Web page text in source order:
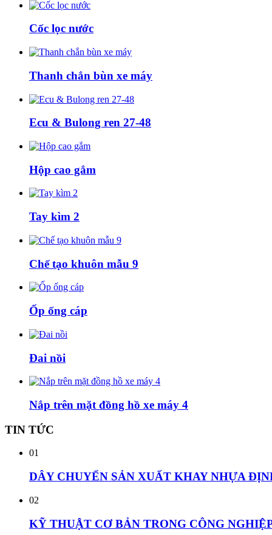
Cốc lọc nước
Thanh chắn bùn xe máy
Ecu & Bulong ren 27-48
Hộp cao gắm
Tay kìm 2
Chế tạo khuôn mẫu 9
Ốp ống cáp
Đai nồi
Nắp trên mặt đồng hồ xe máy 4
TIN TỨC
01
DÂY CHUYỂN SẢN XUẤT KHAY NHỰA
02
KỸ THUẬT CƠ BẢN TRONG CÔNG